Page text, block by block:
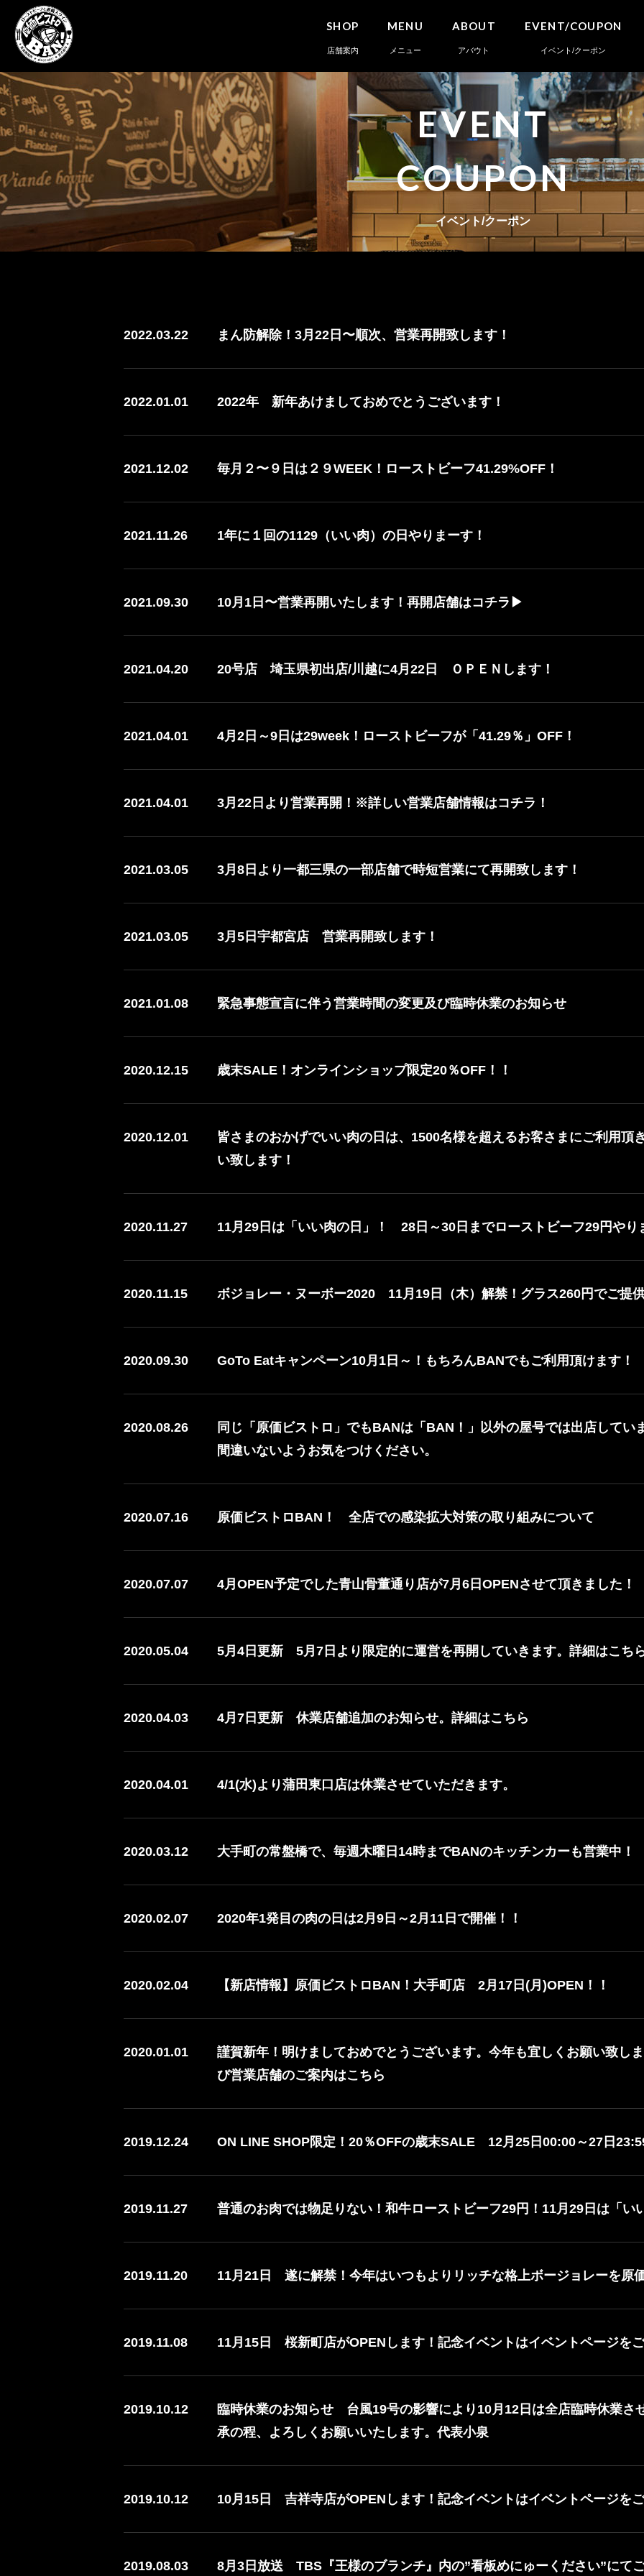
SHOP
店舗案内
MENU
メニュー
ABOUT
アバウト
EVENT/COUPON
イベント/クーポン
EVENT
COUPON
イベント/クーポン
2022.03.22 まん防解除！3月22日〜順次、営業再開致します！
2022.01.01 2022年 新年あけましておめでとうございます！
2021.12.02 毎月２〜９日は２９WEEK！ローストビーフ41.29%OFF！
2021.11.26 1年に１回の1129（いい肉）の日やりまーす！
2021.09.30 10月1日〜営業再開いたします！再開店舗はコチラ▶︎
2021.04.20 20号店 埼玉県初出店/川越に4月22日 ＯＰＥＮします！
2021.04.01 4月2日～9日は29week！ローストビーフが「41.29％」OFF！
2021.04.01 3月22日より営業再開！※詳しい営業店舗情報はコチラ！
2021.03.05 3月8日より一都三県の一部店舗で時短営業にて再開致します！
2021.03.05 3月5日宇都宮店 営業再開致します！
2021.01.08 緊急事態宣言に伴う営業時間の変更及び臨時休業のお知らせ
2020.12.15 歳末SALE！オンラインショップ限定20％OFF！！
2020.12.01
皆さまのおかげでいい肉の日は、1500名様を超えるお客さまにご利用頂
い致します！
2020.11.27 11月29日は「いい肉の日」！ 28日～30日までローストビーフ29円やり
2020.11.15 ボジョレー・ヌーボー2020 11月19日（木）解禁！グラス260円でご提
2020.09.30 GoTo Eatキャンペーン10月1日～！もちろんBANでもご利用頂けます！
2020.08.26
同じ「原価ビストロ」でもBANは「BAN！」以外の屋号では出店してい
間違いないようお気をつけください。
2020.07.16 原価ビストロBAN！ 全店での感染拡大対策の取り組みについて
2020.07.07 4月OPEN予定でした青山骨董通り店が7月6日OPENさせて頂きました！
2020.05.04 5月4日更新 5月7日より限定的に運営を再開していきます。詳細はこち
2020.04.03 4月7日更新 休業店舗追加のお知らせ。詳細はこちら
2020.04.01 4/1(水)より蒲田東口店は休業させていただきます。
2020.03.12 大手町の常盤橋で、毎週木曜日14時までBANのキッチンカーも営業中！
2020.02.07 2020年1発目の肉の日は2月9日～2月11日で開催！！
2020.02.04 【新店情報】原価ビストロBAN！大手町店 2月17日(月)OPEN！！
2020.01.01
謹賀新年！明けましておめでとうございます。今年も宜しくお願い致し
び営業店舗のご案内はこちら
2019.12.24 ON LINE SHOP限定！20％OFFの歳末SALE 12月25日00:00～27日
2019.11.27 普通のお肉では物足りない！和牛ローストビーフ29円！11月29日は「い
2019.11.20 11月21日 遂に解禁！今年はいつもよりリッチな格上ボージョレーを原
2019.11.08 11月15日 桜新町店がOPENします！記念イベントはイベントページを
2019.10.12
臨時休業のお知らせ 台風19号の影響により10月12日は全店臨時休業さ
承の程、よろしくお願いいたします。代表小泉
2019.10.12 10月15日 吉祥寺店がOPENします！記念イベントはイベントページを
2019.08.03 8月3日放送 TBS『王様のブランチ』内の”看板めにゅーください”にて